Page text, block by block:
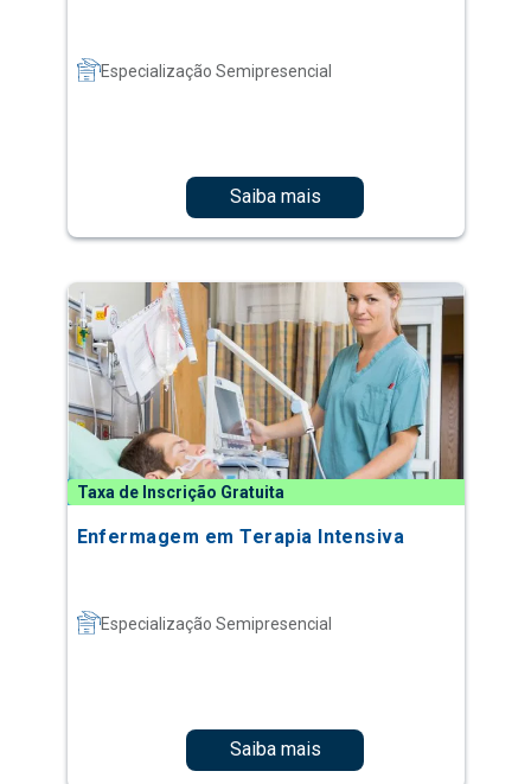
Especialização Semipresencial
Saiba mais
Taxa de Inscrição Gratuita
Enfermagem em Terapia Intensiva
Especialização Semipresencial
Saiba mais